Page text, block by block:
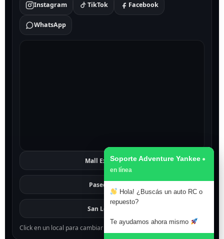
Instagram TikTok Facebook
WhatsApp
Mall Excelsior Ver
Paseo 1811
San Lorenzo
Click en un local para cambiar el mapa.
Soporte Adventure Yankee
Hola! ¿Buscás un auto RC o
repuesto?
Te ayudamos ahora mismo